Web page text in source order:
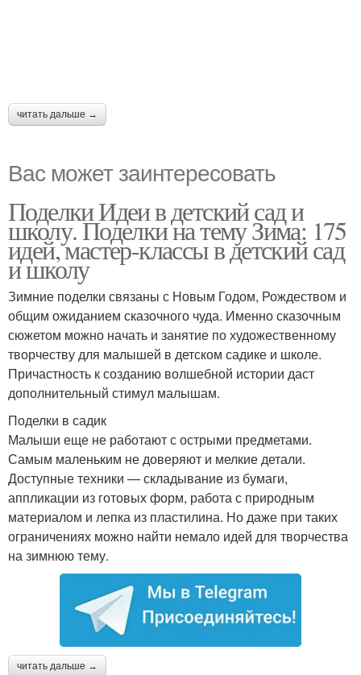
читать дальше →
Вас может заинтересовать
Поделки Идеи в детский сад и
школу. Поделки на тему Зима: 175
идей, мастер-классы в детский сад
и школу
Зимние поделки связаны с Новым Годом, Рождеством и
общим ожиданием сказочного чуда. Именно сказочным
сюжетом можно начать и занятие по художественному
творчеству для малышей в детском садике и школе.
Причастность к созданию волшебной истории даст
дополнительный стимул малышам.
Поделки в садик
Малыши еще не работают с острыми предметами.
Самым маленьким не доверяют и мелкие детали.
Доступные техники — складывание из бумаги,
аппликации из готовых форм, работа с природным
материалом и лепка из пластилина. Но даже при таких
ограничениях можно найти немало идей для творчества
на зимнюю тему.
читать дальше →